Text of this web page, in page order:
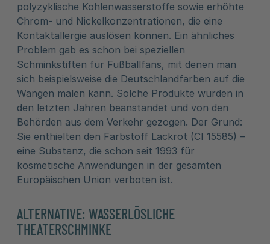
polyzyklische Kohlenwasserstoffe sowie erhöhte
Chrom- und Nickelkonzentrationen, die eine
Kontaktallergie auslösen können. Ein ähnliches
Problem gab es schon bei speziellen
Schminkstiften für Fußballfans, mit denen man
sich beispielsweise die Deutschlandfarben auf die
Wangen malen kann. Solche Produkte wurden in
den letzten Jahren beanstandet und von den
Behörden aus dem Verkehr gezogen. Der Grund:
Sie enthielten den Farbstoff Lackrot (CI 15585) –
eine Substanz, die schon seit 1993 für
kosmetische Anwendungen in der gesamten
Europäischen Union verboten ist.
ALTERNATIVE: WASSERLÖSLICHE
THEATERSCHMINKE